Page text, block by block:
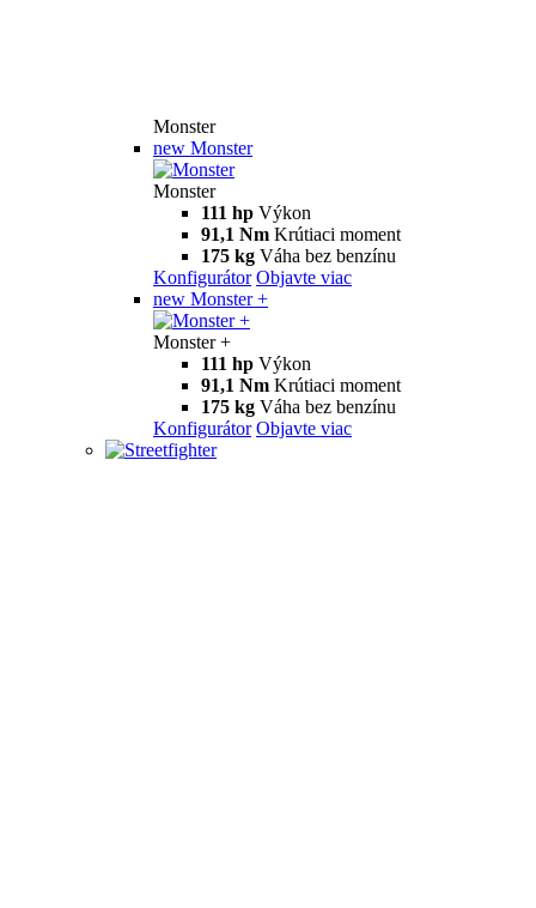
Monster
new Monster
Monster
111 hp Výkon
91,1 Nm Krútiaci moment
175 kg Váha bez benzínu
Konfigurátor Objavte viac
new Monster +
Monster +
111 hp Výkon
91,1 Nm Krútiaci moment
175 kg Váha bez benzínu
Konfigurátor Objavte viac